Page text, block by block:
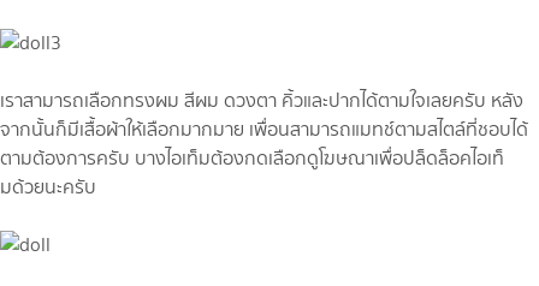
เราสามารถเลือกทรงผม สีผม ดวงตา คิ้วและปากได้ตามใจเลยครับ หลัง
จากนั้นก็มีเสื้อผ้าให้เลือกมากมาย เพื่อนสามารถแมทช์ตามสไตล์ที่ชอบได้
ตามต้องการครับ บางไอเท็มต้องกดเลือกดูโฆษณาเพื่อปล็ดล็อคไอเท็
มด้วยนะครับ